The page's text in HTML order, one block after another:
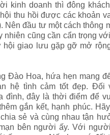
kinh doanh thì đông
thu hồi được các khoản
Nên đầu tư một cách thông
nhiên cũng cần cẩn trọng
hội giao lưu gặp gỡ mở
Đào Hoa, hứa hẹn mang
hệ tình cảm tốt đẹp. Đối
đình, đây là thời điểm để
gắn kết, hạnh phúc.
sẻ và cùng nhau tận
bên người ấy. Với